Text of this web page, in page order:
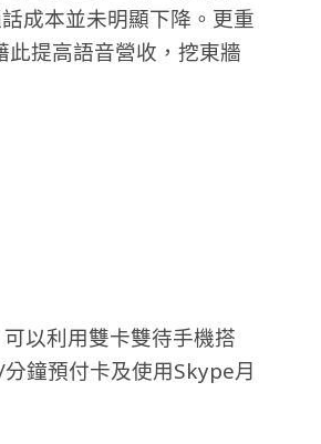
成本並未明顯下降。更重
提高語音營收，挖東牆
以利用雙卡雙待手機搭
鐘預付卡及使用Skype月